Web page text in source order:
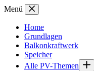
Zum
springen
Menü
Home
Grundlagen
Balkonkraftwerk
Speicher
Alle PV-Themen